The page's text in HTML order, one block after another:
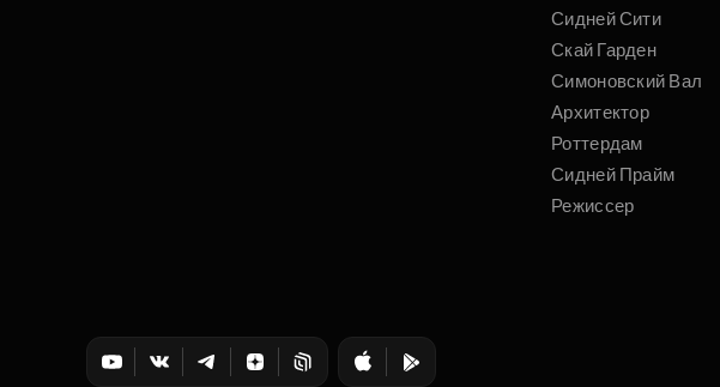
Сидней Сити
Скай Гарден
Симоновский Вал
Архитектор
Роттердам
Сидней Прайм
Режиссер